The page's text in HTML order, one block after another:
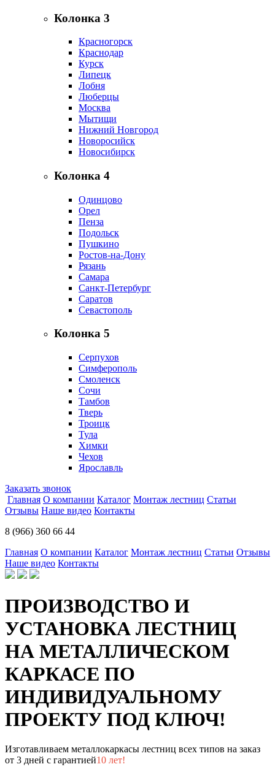
Колонка 3
Красногорск
Краснодар
Курск
Липецк
Лобня
Люберцы
Москва
Мытищи
Нижний Новгород
Новоросийск
Новосибирск
Колонка 4
Одинцово
Орел
Пенза
Подольск
Пушкино
Ростов-на-Дону
Рязань
Самара
Санкт-Петербург
Саратов
Севастополь
Колонка 5
Серпухов
Симферополь
Смоленск
Сочи
Тамбов
Тверь
Троицк
Тула
Химки
Чехов
Ярославль
Заказать звонок
Главная О компании Каталог Монтаж лестниц Статьи
Отзывы Наше видео Контакты
8 (966) 360 66 44
Главная О компании Каталог Монтаж лестниц Статьи Отзывы
Наше видео Контакты
ПРОИЗВОДСТВО И
УСТАНОВКА ЛЕСТНИЦ
НА МЕТАЛЛИЧЕСКОМ
КАРКАСЕ ПО
ИНДИВИДУАЛЬНОМУ
ПРОЕКТУ ПОД КЛЮЧ!
Изготавливаем металлокаркасы лестниц всех типов на заказ
от 3 дней с гарантией10 лет!